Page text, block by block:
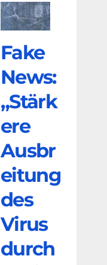
Fake
News:
„Stärk
ere
Ausbr
eitung
des
Virus
durch